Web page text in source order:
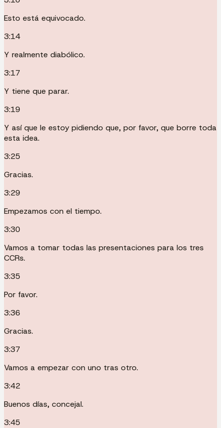
Esto está equivocado.
3:14
Y realmente diabólico.
3:17
Y tiene que parar.
3:19
Y así que le estoy pidiendo que, por favor, que borre toda
esta idea.
3:25
Gracias.
3:29
Empezamos con el tiempo.
3:30
Vamos a tomar todas las presentaciones para los tres
CCRs.
3:35
Por favor.
3:36
Gracias.
3:37
Vamos a empezar con uno tras otro.
3:42
Buenos días, concejal.
3:45